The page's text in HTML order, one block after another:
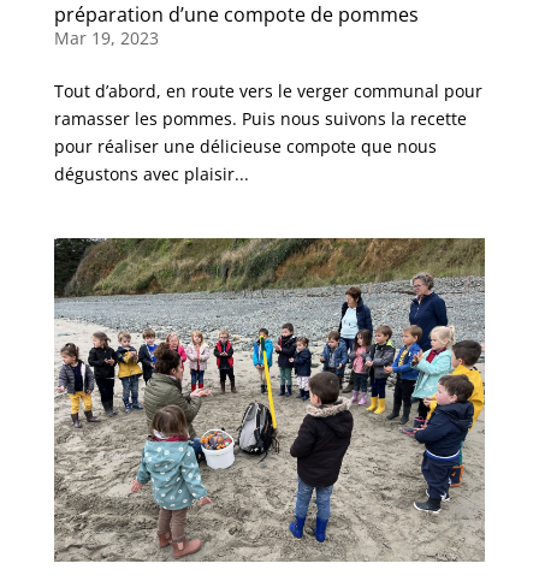
préparation d’une compote de pommes
Mar 19, 2023
Tout d’abord, en route vers le verger communal pour
ramasser les pommes. Puis nous suivons la recette
pour réaliser une délicieuse compote que nous
dégustons avec plaisir...